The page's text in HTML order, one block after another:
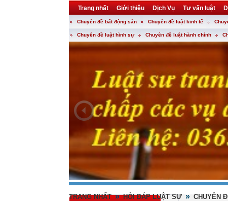
Trang nhất Giới thiệu Dịch Vụ Tư vấn luật
Khuyến mại Liên hệ forum utility
Chuyên đề bất động sản Chuyên đề luật kinh tế
Chuyên đề luật hình sự Chuyên đề luật hành chính
TRANG NHẤT » HỎI ĐÁP LUẬT SƯ » CHUYÊN